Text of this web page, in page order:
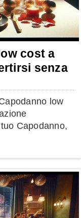
cost a
senza
low
Capodanno,